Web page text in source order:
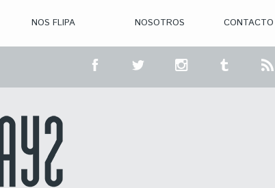
NOS FLIPA NOSOTROS CONTACTO